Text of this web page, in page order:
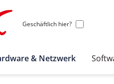
Geschäftlich hier?
& Netzwerk